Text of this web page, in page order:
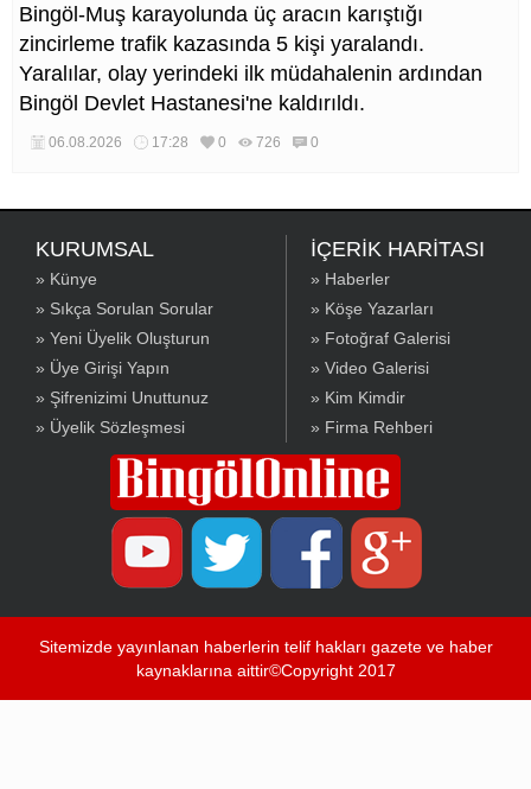
Bingöl-Muş karayolunda üç aracın karıştığı
zincirleme trafik kazasında 5 kişi yaralandı.
Yaralılar, olay yerindeki ilk müdahalenin ardından
Bingöl Devlet Hastanesi'ne kaldırıldı.
06.08.2026 17:28 0 726 0
KURUMSAL
» Künye
» Sıkça Sorulan Sorular
» Yeni Üyelik Oluşturun
» Üye Girişi Yapın
» Şifrenizimi Unuttunuz
» Üyelik Sözleşmesi
İÇERİK HARİTASI
» Haberler
» Köşe Yazarları
» Fotoğraf Galerisi
» Video Galerisi
» Kim Kimdir
» Firma Rehberi
Sitemizde yayınlanan haberlerin telif hakları gazete ve haber
kaynaklarına aittir©Copyright 2017